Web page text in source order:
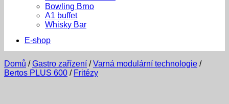
Bowling Brno
A1 buffet
Whisky Bar
E-shop
Domů / Gastro zařízení / Varná modulární technologie /
Bertos PLUS 600 / Fritézy